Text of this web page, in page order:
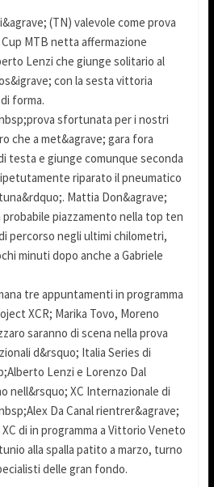
(TN) valevole come prova
MTB netta affermazione
Lenzi che giunge solitario al
con la sesta vittoria
forma.
sfortunata per i nostri
che a met&agrave; gara fora
testa e giunge comunque seconda
riparato il pneumatico
Mattia Don&agrave;
piazzamento nella top ten
percorso negli ultimi chilometri,
minuti dopo anche a Gabriele
tre appuntamenti in programma
XCR; Marika Tovo, Moreno
saranno di scena nella prova
d&rsquo; Italia Series di
Lenzi e Lorenzo Dal
nell&rsquo; XC Internazionale di
Da Canal rientrer&agrave;
di in programma a Vittorio Veneto
alla spalla patito a marzo, turno
delle gran fondo.